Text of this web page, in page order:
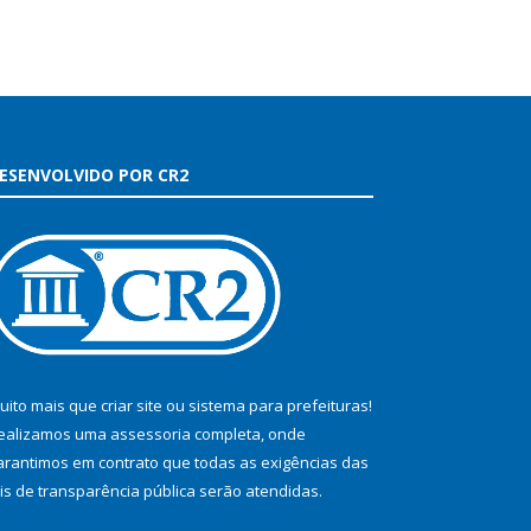
POR CR2
mais que criar site ou sistema para prefeituras!
uma assessoria completa, onde
em contrato que todas as exigências das
de transparência pública serão atendidas.